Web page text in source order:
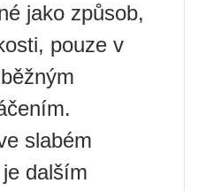
jako způsob,
pouze v
slabém
dalším